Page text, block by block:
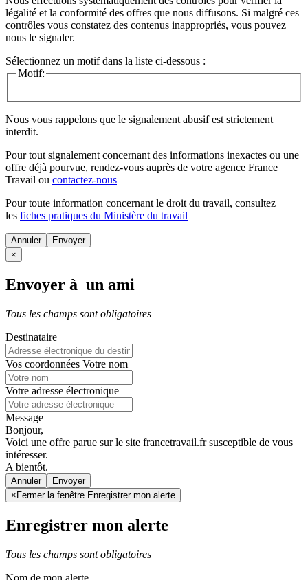
légalité et la conformité des offres que nous diffusons. Si malgré ces
contrôles vous constatez des contenus inappropriés, vous pouvez
nous le signaler.
Sélectionnez un motif dans la liste ci-dessous :
Motif:
Nous vous rappelons que le signalement abusif est strictement
interdit.
Pour tout signalement concernant des informations inexactes ou une
offre déjà pourvue, rendez-vous auprès de votre agence France
Travail ou contactez-nous
Pour toute information concernant le droit du travail, consultez
les fiches pratiques du Ministère du travail
Annuler
×
Envoyer à un ami
Tous les champs sont obligatoires
Destinataire
Vos coordonnées Votre nom
Votre adresse électronique
Message
Bonjour,
Voici une offre parue sur le site francetravail.fr susceptible de vous
intéresser.
A bientôt.
Annuler
× Fermer la fenêtre Enregistrer mon alerte
Enregistrer mon alerte
Tous les champs sont obligatoires
Nom de mon alerte